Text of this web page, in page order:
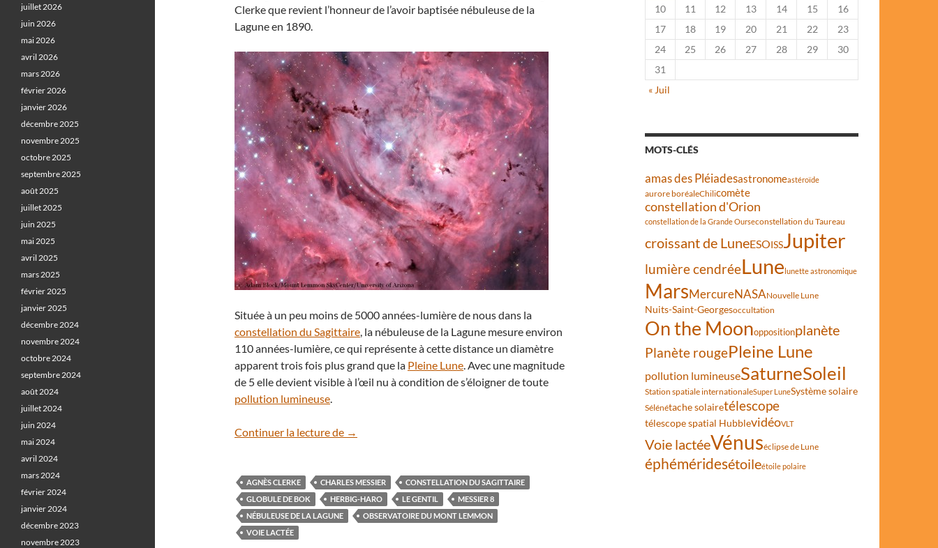
Clerke que revient l’honneur de l’avoir baptisée nébuleuse de la
Lagune en 1890.
Située à un peu moins de 5000 années-lumière de nous dans la
constellation du Sagittaire, la nébuleuse de la Lagune mesure environ
110 années-lumière, ce qui représente à cette distance un diamètre
apparent trois fois plus grand que la Pleine Lune. Avec une magnitude
de 5 elle devient visible à l’œil nu à condition de s’éloigner de toute
pollution lumineuse.
Continuer la lecture de La nébuleuse de la Lagune, une pouponnière d’étoiles
→
AGNÈS CLERKE CHARLES MESSIER
CONSTELLATION DU SAGITTAIRE
GLOBULE DE BOK
HERBIG-HARO LE GENTIL
MESSIER 8
NÉBULEUSE DE LA LAGUNE
OBSERVATOIRE DU MONT LEMMON
VOIE LACTÉE
10
11 12 13 14 15
16
17
18 19 20 21 22
23
24
25 26 27 28 29
30
31
« Juil
MOTS-CLÉS
amas des Pléiadesastronomeastéroïde
aurore boréaleChilicomète
constellation d'Orion
constellation de la Grande Ourseconstellation du Taureau
croissant de LuneESOISSJupiter
lumière cendréeLunelunette astronomique
MarsMercureNASANouvelle Lune
Nuits-Saint-Georgesoccultation
On the Moonoppositionplanète
Planète rougePleine Lune
pollution lumineuseSaturneSoleil
Station spatiale internationaleSuper LuneSystème solaire
Sélénétache solairetélescope
télescope spatial HubblevidéoVLT
Voie lactéeVénuséclipse de Lune
éphéméridesétoileétoile polaire
juillet 2026
juin 2026
mai 2026
avril 2026
mars 2026
février 2026
janvier 2026
décembre 2025
novembre 2025
octobre 2025
septembre 2025
août 2025
juillet 2025
juin 2025
mai 2025
avril 2025
mars 2025
février 2025
janvier 2025
décembre 2024
novembre 2024
octobre 2024
septembre 2024
août 2024
juillet 2024
juin 2024
mai 2024
avril 2024
mars 2024
février 2024
janvier 2024
décembre 2023
novembre 2023